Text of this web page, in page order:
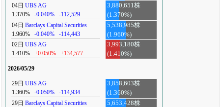
04日 UBS AG
1.370%
-0.040% -112,529
3,880,651株
(1.370%)
04日 Barclays Capital Securities
1.960%
-0.040% -114,443
5,538,985株
(1.960%)
02日 UBS AG
1.410%
+0.050% +134,577
3,993,180株
(1.410%)
2026/05/29
29日 UBS AG
1.360%
-0.050% -114,934
3,858,603株
(1.360%)
29日 Barclays Capital Securities
5,653,428株